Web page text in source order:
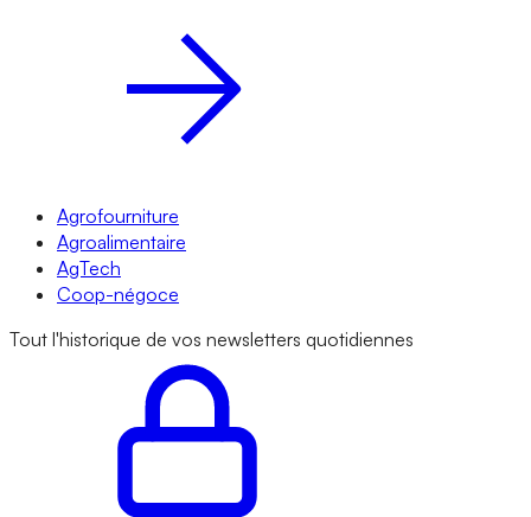
Agrofourniture
Agroalimentaire
AgTech
Coop-négoce
Tout l'historique de vos newsletters quotidiennes